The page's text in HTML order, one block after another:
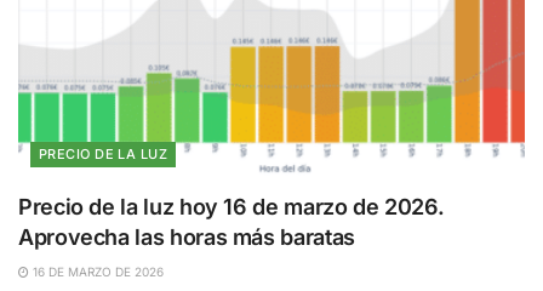
PRECIO DE LA LUZ
Precio de la luz hoy 16 de marzo de 2026.
Aprovecha las horas más baratas
16 DE MARZO DE 2026